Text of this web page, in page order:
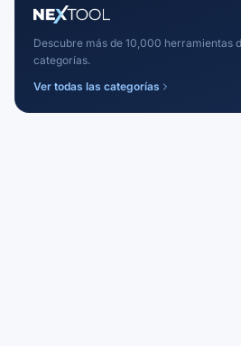
Descubre más de 10,000 herramientas
categorías.
Ver todas las categorías